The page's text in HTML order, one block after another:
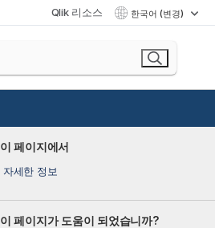
Qlik 리소스 한국어 (변경)
이 페이지에서
자세한 정보
이 페이지가 도움이 되었습니까?